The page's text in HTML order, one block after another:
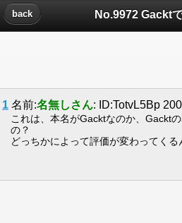
back
1 名前:名無しさん: ID:TotvL5Bp
これは、本名がGacktなのか、Gackt
の？
どっちかによって評価が変わってくる